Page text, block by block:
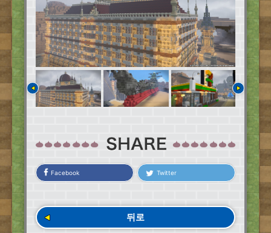
Facebook Twitter
뒤로